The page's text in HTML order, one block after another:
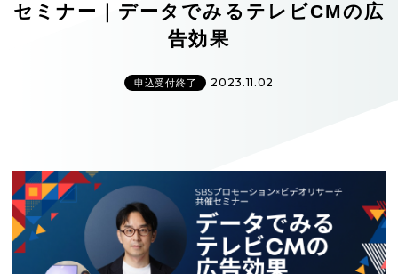
セミナー｜データでみるテレビCMの広
告効果
申込受付終了 2023.11.02